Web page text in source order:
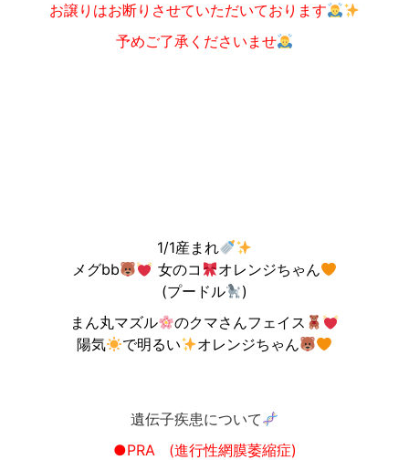
お譲りはお断りさせていただいております
予めご了承くださいませ
1/1産まれ
メグbb
女のコ
オレンジちゃん
(プードル
)
まん丸マズル
のクマさんフェイス
陽気
で明るい オレンジちゃん
遺伝子疾患について
●PRA (進行性網膜萎縮症)